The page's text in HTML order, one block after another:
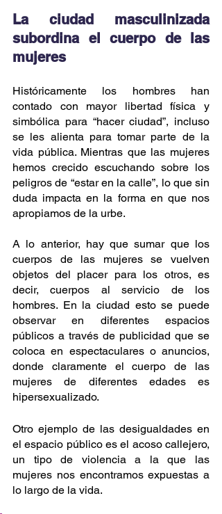
La ciudad masculinizada
subordina el cuerpo de las
mujeres
Históricamente los hombres han
contado con mayor libertad física y
simbólica para “hacer ciudad”, incluso
se les alienta para tomar parte de la
vida pública. Mientras que las mujeres
hemos crecido escuchando sobre los
peligros de “estar en la calle”, lo que sin
duda impacta en la forma en que nos
apropiamos de la urbe.
A lo anterior, hay que sumar que los
cuerpos de las mujeres se vuelven
objetos del placer para los otros, es
decir, cuerpos al servicio de los
hombres. En la ciudad esto se puede
observar en diferentes espacios
públicos a través de publicidad que se
coloca en espectaculares o anuncios,
donde claramente el cuerpo de las
mujeres de diferentes edades es
hipersexualizado.
Otro ejemplo de las desigualdades en
el espacio público es el acoso callejero,
un tipo de violencia a la que las
mujeres nos encontramos expuestas a
lo largo de la vida.